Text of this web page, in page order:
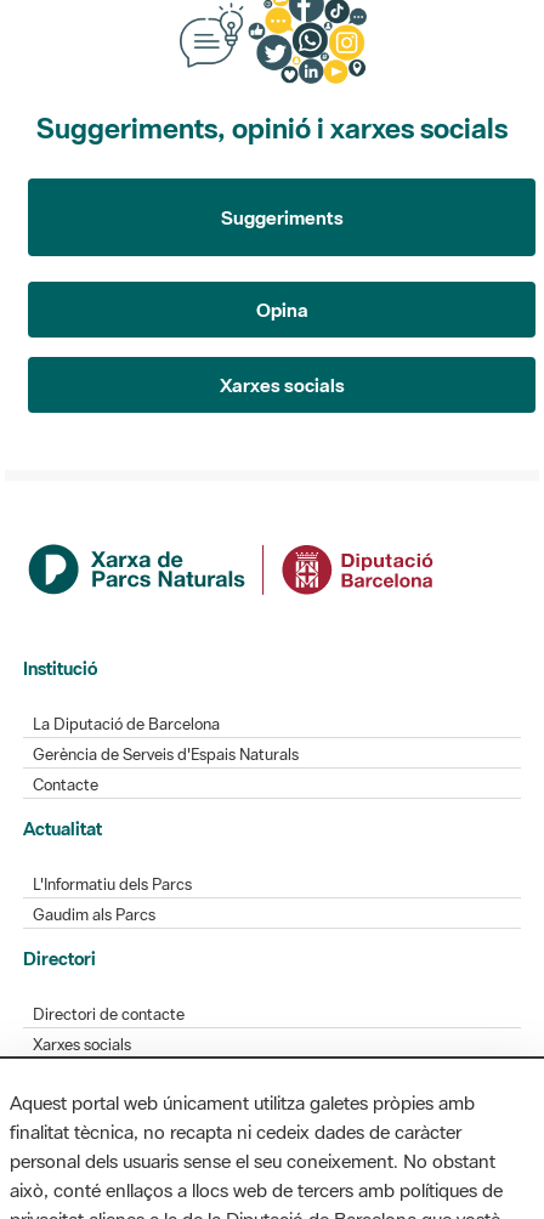
Suggeriments, opinió i xarxes socials
Suggeriments
Opina
Xarxes socials
Institució
La Diputació de Barcelona
Gerència de Serveis d'Espais Naturals
Contacte
Actualitat
L'Informatiu dels Parcs
Gaudim als Parcs
Directori
Directori de contacte
Xarxes socials
Bústia de suggeriments
Opineu sobre els parcs
Aquest portal web únicament utilitza galetes pròpies amb
finalitat tècnica, no recapta ni cedeix dades de caràcter
personal dels usuaris sense el seu coneixement. No obstant
això, conté enllaços a llocs web de tercers amb polítiques de